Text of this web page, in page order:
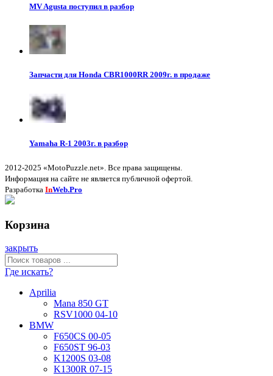
MV Agusta поступил в разбор
Запчасти для Honda CBR1000RR 2009г. в продаже
Yamaha R-1 2003г. в разбор
2012-2025 «MotoPuzzle.net». Все права защищены.
Информация на сайте не является публичной офертой.
Разработка InWeb.Pro
Корзина
закрыть
Где искать?
Aprilia
Mana 850 GT
RSV1000 04-10
BMW
F650CS 00-05
F650ST 96-03
K1200S 03-08
K1300R 07-15